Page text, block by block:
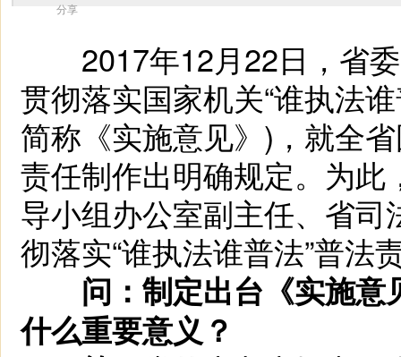
分享
2017年12月22日，省委
贯彻落实国家机关“谁执法
简称《实施意见》)，就全
责任制作出明确规定。为
导小组办公室副主任、省
彻落实“谁执法谁普法”普法
问：制定出台《实施
什么重要意义？